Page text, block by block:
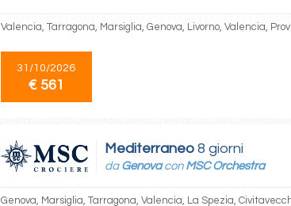
Valencia, Tarragona, Marsiglia, Genova, Livorno, Valencia,
31/10/2026
€ 561
Mediterraneo 8 giorni
da Genovacon MSC Orchestra
Genova, Marsiglia, Tarragona, Valencia, La Spezia,